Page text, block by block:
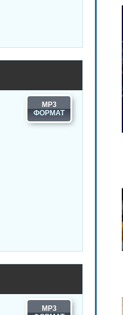
MP3
MP3